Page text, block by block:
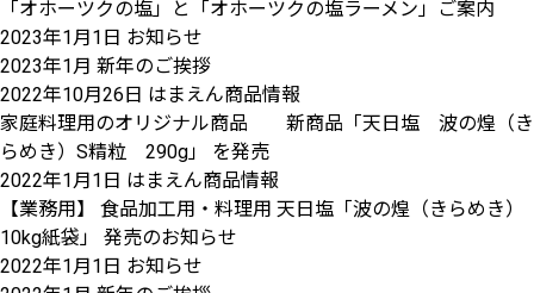
「オホーツクの塩」と「オホーツクの塩ラーメン」ご案内
2023年1月1日 お知らせ
2023年1月 新年のご挨拶
2022年10月26日 はまえん商品情報
家庭料理用のオリジナル商品 新商品「天日塩 波の煌（き
らめき）S精粒 290g」 を発売
2022年1月1日 はまえん商品情報
【業務用】 食品加工用・料理用 天日塩「波の煌（きらめき）
10kg紙袋」 発売のお知らせ
2022年1月1日 お知らせ